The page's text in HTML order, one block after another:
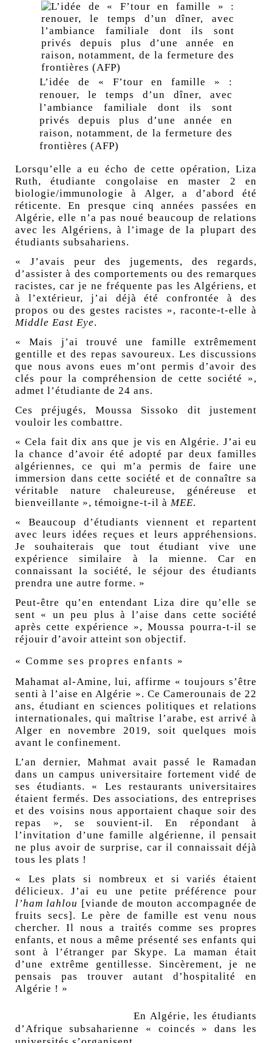
L’idée de « F’tour en famille » :
renouer, le temps d’un dîner, avec
l’ambiance familiale dont ils sont
privés depuis plus d’une année en
raison, notamment, de la fermeture des
frontières (AFP)
Lorsqu’elle a eu écho de cette opération, Liza
Ruth, étudiante congolaise en master 2 en
biologie/immunologie à Alger, a d’abord été
réticente. En presque cinq années passées en
Algérie, elle n’a pas noué beaucoup de relations
avec les Algériens, à l’image de la plupart des
étudiants subsahariens.
« J’avais peur des jugements, des regards,
d’assister à des comportements ou des remarques
racistes, car je ne fréquente pas les Algériens, et
à l’extérieur, j’ai déjà été confrontée à des
propos ou des gestes racistes », raconte-t-elle à
Middle East Eye.
« Mais j’ai trouvé une famille extrêmement
gentille et des repas savoureux. Les discussions
que nous avons eues m’ont permis d’avoir des
clés pour la compréhension de cette société »,
admet l’étudiante de 24 ans.
Ces préjugés, Moussa Sissoko dit justement
vouloir les combattre.
« Cela fait dix ans que je vis en Algérie. J’ai eu
la chance d’avoir été adopté par deux familles
algériennes, ce qui m’a permis de faire une
immersion dans cette société et de connaître sa
véritable nature chaleureuse, généreuse et
bienveillante », témoigne-t-il à MEE.
« Beaucoup d’étudiants viennent et repartent
avec leurs idées reçues et leurs appréhensions.
Je souhaiterais que tout étudiant vive une
expérience similaire à la mienne. Car en
connaissant la société, le séjour des étudiants
prendra une autre forme. »
Peut-être qu’en entendant Liza dire qu’elle se
sent « un peu plus à l’aise dans cette société
après cette expérience », Moussa pourra-t-il se
réjouir d’avoir atteint son objectif.
« Comme ses propres enfants »
Mahamat al-Amine, lui, affirme « toujours s’être
senti à l’aise en Algérie ». Ce Camerounais de 22
ans, étudiant en sciences politiques et relations
internationales, qui maîtrise l’arabe, est arrivé à
Alger en novembre 2019, soit quelques mois
avant le confinement.
L’an dernier, Mahmat avait passé leRamadan
dans un campus universitaire fortement vidé de
ses étudiants. « Les restaurants universitaires
étaient fermés. Des associations, des entreprises
et des voisins nous apportaient chaque soir des
repas », se souvient-il. En répondant à
l’invitation d’une famille algérienne, il pensait
ne plus avoir de surprise, car il connaissait déjà
tous les plats !
« Les plats si nombreux et si variés étaient
délicieux. J’ai eu une petite préférence pour
l’ham lahlou [viande de mouton accompagnée de
fruits secs]. Le père de famille est venu nous
chercher. Il nous a traités comme ses propres
enfants, et nous a même présenté ses enfants qui
sont à l’étranger par Skype. La maman était
d’une extrême gentillesse. Sincèrement, je ne
pensais pas trouver autant d’hospitalité en
Algérie ! »
En Algérie, les étudiants
d’Afrique subsaharienne « coincés » dans les